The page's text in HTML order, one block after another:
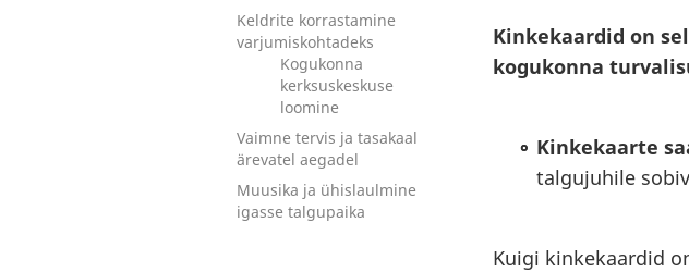
Keldrite korrastamine
varjumiskohtadeks
Kogukonna
kerksuskeskuse
loomine
Vaimne tervis ja tasakaal
ärevatel aegadel
Muusika ja ühislaulmine
igasse talgupaika
Kinkekaardid on
kogukonna
Kinkekaarte
talgujuhile
Kuigi kinkekaardid